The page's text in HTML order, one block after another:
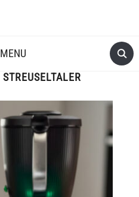
MENU
STREUSELTALER